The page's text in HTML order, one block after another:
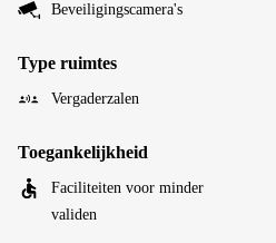
Beveiligingscamera's
Type ruimtes
Vergaderzalen
Toegankelijkheid
Faciliteiten voor minder
validen